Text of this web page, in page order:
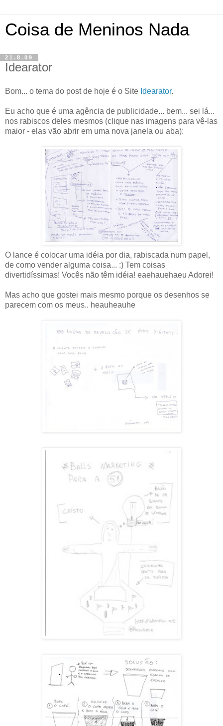
Coisa de Meninos Nada
21.8.09
Idearator
Bom... o tema do post de hoje é o Site Idearator.
Eu acho que é uma agência de publicidade... bem... sei lá...
nos rabiscos deles mesmos (clique nas imagens para vê-las
maior - elas vão abrir em uma nova janela ou aba):
O lance é colocar uma idéia por dia, rabiscada num papel,
de como vender alguma coisa... :) Tem coisas
divertidíssimas! Vocês não têm idéia! eaehauehaeu Adorei!
Mas acho que gostei mais mesmo porque os desenhos se
parecem com os meus.. heauheauhe